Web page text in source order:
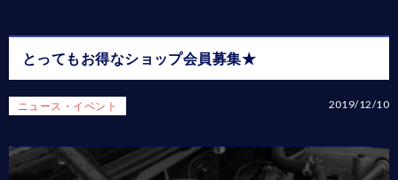
とってもお得なショップ会員募集★
ニュース・イベント 2019/12/10